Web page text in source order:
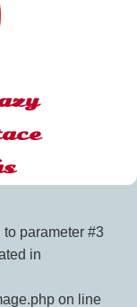
parameter #3
in
on line